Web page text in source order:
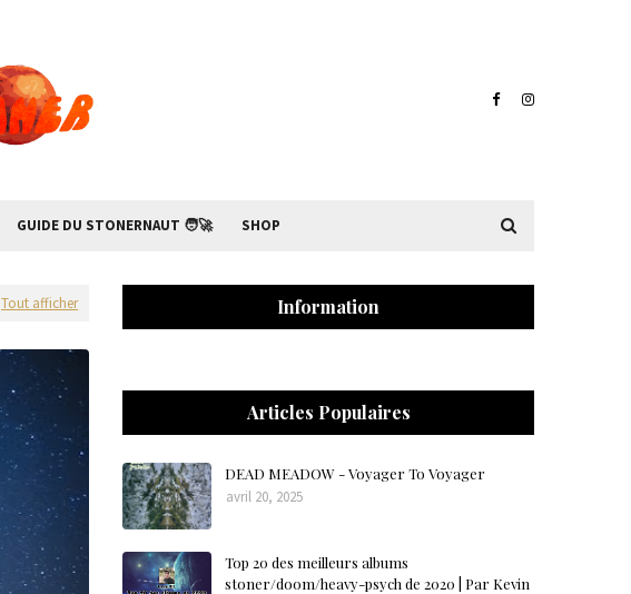
GUIDE DU STONERNAUT 🧑‍🚀 SHOP
Tout afficher Information
Articles Populaires
DEAD MEADOW - Voyager To Voyager
avril 20, 2025
Top 20 des meilleurs albums
stoner/doom/heavy-psych de 2020 | Par Kevin